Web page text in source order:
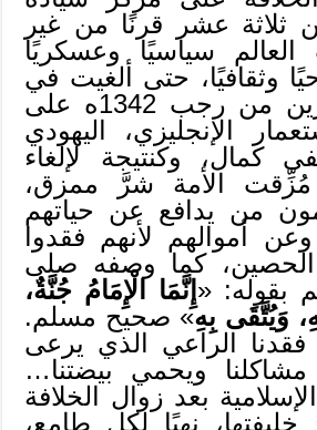
ثلاثة عشر قرنًا من غير
العالم سياسيًا وعسكريًا
وثقافيًا، حتى ألغيت في
الثامن والعشرين من رجب 1342ه على
الإنجليزي، اليهودي
كمال، وكنتيجة لإلغاء
مُزِّقت الأمة شرَّ ممزق،
من يدافع عن حياتهم
أموالهم لأنهم فقدوا
الحصين، كما وصفه صلى
بقوله: « إِنَّمَا الْإِمَامُ جُنَّةٌ،
وَيُتَّقَى بِهِ» صحيح مسلم.
فقدنا الراعي الذي يرعى
ويحمي بيضتنا…
بعد زوال الخلافة
خليفتها، نهبًا لكل طامع،